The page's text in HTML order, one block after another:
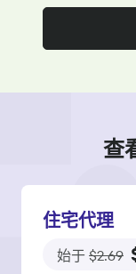
查
住宅代理
始于$2.69